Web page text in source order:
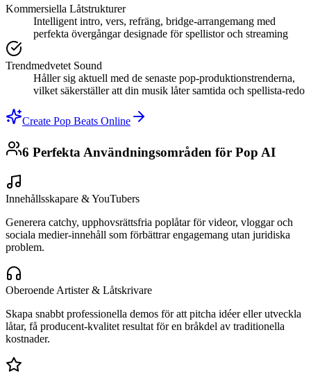
Kommersiella Låtstrukturer
Intelligent intro, vers, refräng, bridge-arrangemang med
perfekta övergångar designade för spellistor och streaming
Trendmedvetet Sound
Håller sig aktuell med de senaste pop-produktionstrenderna,
vilket säkerställer att din musik låter samtida och spellista-redo
Create Pop Beats Online
6 Perfekta Användningsområden för Pop AI
Innehållsskapare & YouTubers
Generera catchy, upphovsrättsfria poplåtar för videor, vloggar och
sociala medier-innehåll som förbättrar engagemang utan juridiska
problem.
Oberoende Artister & Låtskrivare
Skapa snabbt professionella demos för att pitcha idéer eller utveckla
låtar, få producent-kvalitet resultat för en bråkdel av traditionella
kostnader.